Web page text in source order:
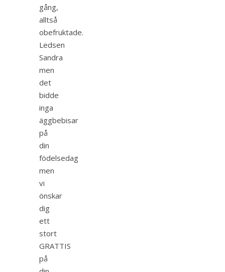
gång,
alltså
obefruktade.
Ledsen
Sandra
men
det
bidde
inga
äggbebisar
på
din
födelsedag
men
vi
önskar
dig
ett
stort
GRATTIS
på